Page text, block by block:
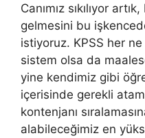
Canımız sıkılıyor
gelmesini bu
istiyoruz. KPSS her ne
sistem olsa da
yine kendimiz gibi
içerisinde gerekli
kontenjanı
alabileceğimiz en